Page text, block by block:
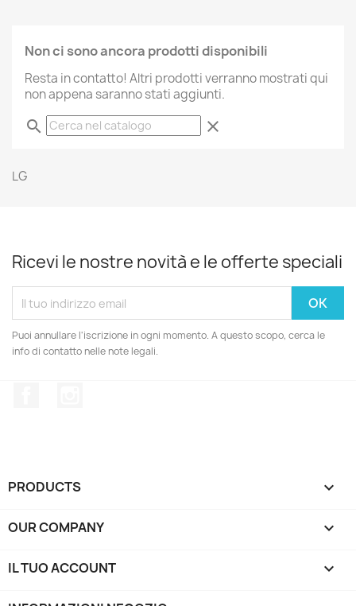
Non ci sono ancora prodotti disponibili
Resta in contatto! Altri prodotti verranno mostrati qui
non appena saranno stati aggiunti.
search clear
LG
Ricevi le nostre novità e le offerte speciali
Puoi annullare l'iscrizione in ogni momento. A questo scopo, cerca le
info di contatto nelle note legali.
PRODUCTS 
OUR COMPANY 
IL TUO ACCOUNT 